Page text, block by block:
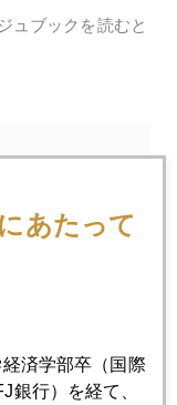
ュブックを読むと
11月
あたって
済学部卒（国際
銀行）を経て、